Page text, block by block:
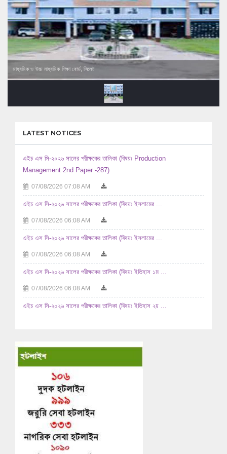
মাধ্যমিক ও উচ্চ মাধ্যমিক শিক্ষা বোর্ড, সিলেট
LATEST NOTICES
এইচ এস সি-২০২৬ সালের পরীক্ষকের তালিকা (বিষয়ঃ Production
Management 2nd Paper -287)
07/08/2026 07:08 AM
এইচ এস সি-২০২৬ সালের পরীক্ষকের তালিকা (বিষয়ঃ ইসলামের ...
07/08/2026 06:08 AM
এইচ এস সি-২০২৬ সালের পরীক্ষকের তালিকা (বিষয়ঃ ইসলামের ...
07/08/2026 06:08 AM
এইচ এস সি-২০২৬ সালের পরীক্ষকের তালিকা (বিষয়ঃ ইতিহাস ১ম ...
07/08/2026 06:08 AM
এইচ এস সি-২০২৬ সালের পরীক্ষকের তালিকা (বিষয়ঃ ইতিহাস ২য় ...
04/08/2026 11:08 AM
জনাব নিরঞ্জন সিংহ- এর পাসপোর্ট নবায়ন করার অনুমতিসহ ...
03/08/2026 12:08 PM
এইচ এস সি-২০২৬ সালের পরীক্ষকের তালিকা (বিষয়ঃ রসায়ন ২য় পত্র ...
03/08/2026 02:08 AM
এইচ এস সি-২০২৬ সালের পরীক্ষকের তালিকা (বিষয়ঃ রসায়ন ১ম পত্র ...